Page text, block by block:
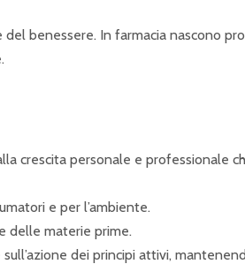
benessere. In farmacia nascono
crescita personale e professionale
e per l’ambiente.
delle materie prime.
dei principi attivi,